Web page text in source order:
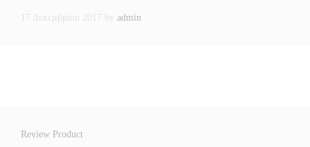
17 Δεκεμβρίου 2017 by admin
Review Product